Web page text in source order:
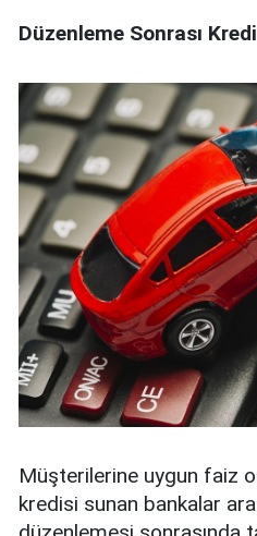
Düzenleme Sonrası
Müşterilerine uygun faiz
kredisi sunan bankalar